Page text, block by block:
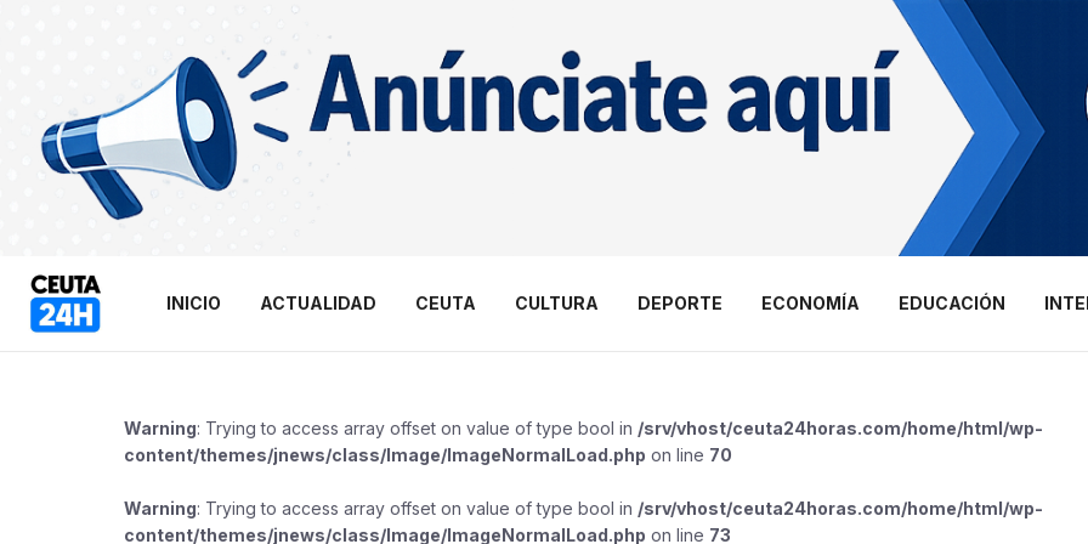
INICIO ACTUALIDAD CEUTA CULTURA DEPORTE ECONOMÍA EDUCACIÓN
Warning: Trying to access array offset on value of type bool in /srv/vhost/ceuta24horas.com/home/html/wp-
content/themes/jnews/class/Image/ImageNormalLoad.php on line 70
Warning: Trying to access array offset on value of type bool in /srv/vhost/ceuta24horas.com/home/html/wp-
content/themes/jnews/class/Image/ImageNormalLoad.php on line 73